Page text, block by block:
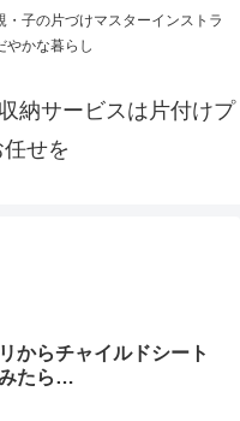
子の片づけマスターインストラ
やかな暮らし
納サービスは片付けプ
せを
からチャイルドシート
たら…